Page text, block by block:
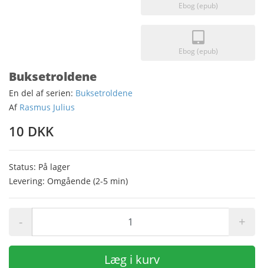
Ebog (epub)
Ebog (epub)
Buksetroldene
En del af serien: Buksetroldene
Af Rasmus Julius
10 DKK
Status: På lager
Levering: Omgående (2-5 min)
- +
Læg i kurv